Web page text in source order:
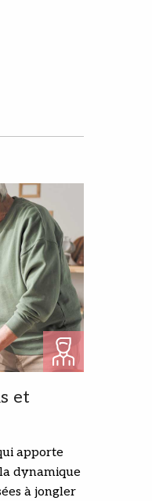
et
apporte
dynamique
à jongler